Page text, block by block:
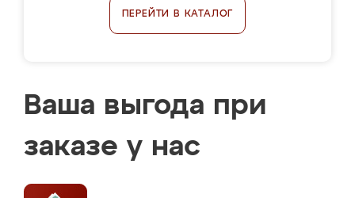
ПЕРЕЙТИ В КАТАЛОГ
Ваша выгода при
заказе у нас